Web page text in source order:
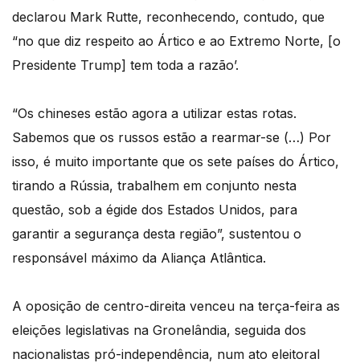
declarou Mark Rutte, reconhecendo, contudo, que
“no que diz respeito ao Ártico e ao Extremo Norte, [o
Presidente Trump] tem toda a razão’.
“Os chineses estão agora a utilizar estas rotas.
Sabemos que os russos estão a rearmar-se (…) Por
isso, é muito importante que os sete países do Ártico,
tirando a Rússia, trabalhem em conjunto nesta
questão, sob a égide dos Estados Unidos, para
garantir a segurança desta região”, sustentou o
responsável máximo da Aliança Atlântica.
A oposição de centro-direita venceu na terça-feira as
eleições legislativas na Gronelândia, seguida dos
nacionalistas pró-independência, num ato eleitoral